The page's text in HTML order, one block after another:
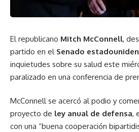
El republicano Mitch McConnell,
partido en el Senado
inquietudes sobre su salud este
paralizado en una conferencia de
McConnell se acercó al podio y
proyecto de ley anual de defensa,
con una “buena cooperación